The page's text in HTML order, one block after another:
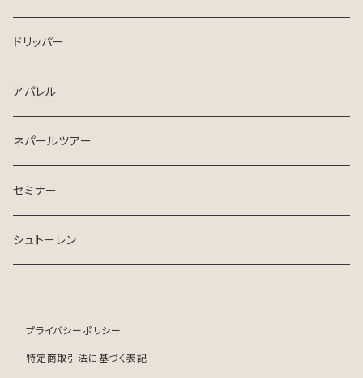
ドリッパー
アパレル
ネパールツアー
セミナー
シュトーレン
プライバシーポリシー
特定商取引法に基づく表記